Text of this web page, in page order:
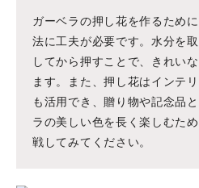
ガーベラの押し花を作るため
法に工夫が必要です。水分を
してから押すことで、きれい
ます。また、押し花はインテ
も活用でき、贈り物や記念品
ラの美しい色を長く楽しむた
戦してみてください。